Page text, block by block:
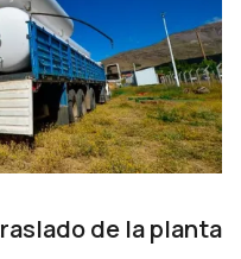
de la planta